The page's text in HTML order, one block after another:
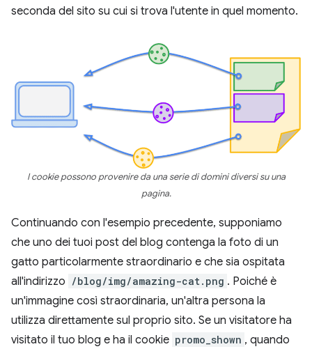
seconda del sito su cui si trova l'utente in quel momento.
I cookie possono provenire da una serie di domini diversi su una
pagina.
Continuando con l'esempio precedente, supponiamo
che uno dei tuoi post del blog contenga la foto di un
gatto particolarmente straordinario e che sia ospitata
all'indirizzo /blog/img/amazing-cat.png . Poiché è
un'immagine così straordinaria, un'altra persona la
utilizza direttamente sul proprio sito. Se un visitatore ha
visitato il tuo blog e ha il cookie promo_shown , quando